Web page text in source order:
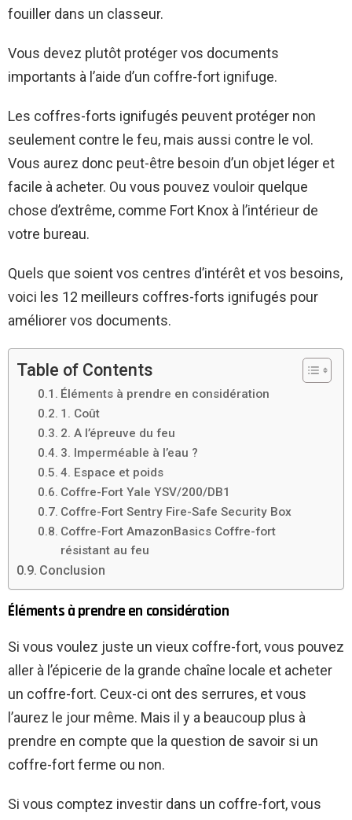
fouiller dans un classeur.
Vous devez plutôt protéger vos documents
importants à l’aide d’un coffre-fort ignifuge.
Les coffres-forts ignifugés peuvent protéger non
seulement contre le feu, mais aussi contre le vol.
Vous aurez donc peut-être besoin d’un objet léger et
facile à acheter. Ou vous pouvez vouloir quelque
chose d’extrême, comme Fort Knox à l’intérieur de
votre bureau.
Quels que soient vos centres d’intérêt et vos besoins,
voici les 12 meilleurs coffres-forts ignifugés pour
améliorer vos documents.
Table of Contents
Éléments à prendre en considération
1. Coût
2. A l’épreuve du feu
3. Imperméable à l’eau ?
4. Espace et poids
Coffre-Fort Yale YSV/200/DB1
Coffre-Fort Sentry Fire-Safe Security Box
Coffre-Fort AmazonBasics Coffre-fort
résistant au feu
Conclusion
Éléments à prendre en considération
Si vous voulez juste un vieux coffre-fort, vous pouvez
aller à l’épicerie de la grande chaîne locale et acheter
un coffre-fort. Ceux-ci ont des serrures, et vous
l’aurez le jour même. Mais il y a beaucoup plus à
prendre en compte que la question de savoir si un
coffre-fort ferme ou non.
Si vous comptez investir dans un coffre-fort, vous